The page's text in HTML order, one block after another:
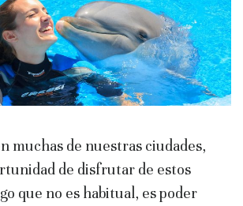
muchas de nuestras ciudades,
de disfrutar de estos
que no es habitual, es poder